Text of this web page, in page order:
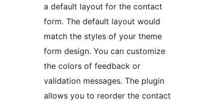
a default layout for the contact
form. The default layout would
match the styles of your theme
form design. You can customize
the colors of feedback or
validation messages. The plugin
allows you to reorder the contact